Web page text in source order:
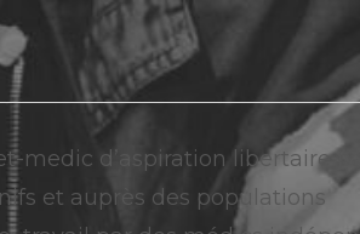
medic d’aspiration libertaire
et auprès des populations